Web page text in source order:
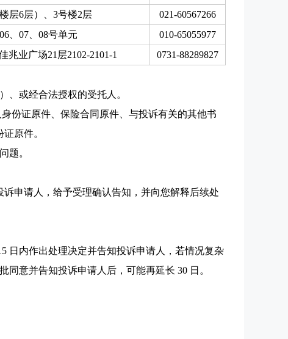
层6层）、3号楼2层
021-60567266
、07、08号单元
010-65055977
业广场21层2102-2101-1
0731-88289827
、或经合法授权的受托人。
份证原件、保险合同原件、与投诉有关的其他书
原件。
题。
申请人，给予受理确认告知，并向您解释后续处
日内作出处理决定并告知投诉申请人，若情况复杂
意并告知投诉申请人后，可能再延长 30 日。